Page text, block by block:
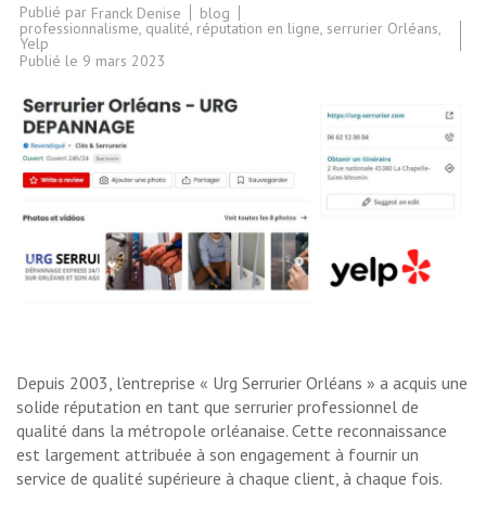
Publié par Franck Denise
blog
professionnalisme, qualité, réputation en ligne, serrurier Orléans,
Yelp
Publié le 9 mars 2023
Depuis 2003, l’entreprise « Urg Serrurier Orléans » a acquis une
solide réputation en tant que serrurier professionnel de
qualité dans la métropole orléanaise. Cette reconnaissance
est largement attribuée à son engagement à fournir un
service de qualité supérieure à chaque client, à chaque fois.